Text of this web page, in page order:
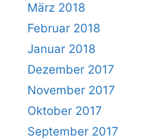
März 2018
Februar 2018
Januar 2018
Dezember 2017
November 2017
Oktober 2017
September 2017